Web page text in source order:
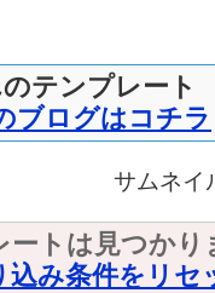
テンプレート
ブログはコチラ
サムネイ
ートは見つかり
込み条件をリセ